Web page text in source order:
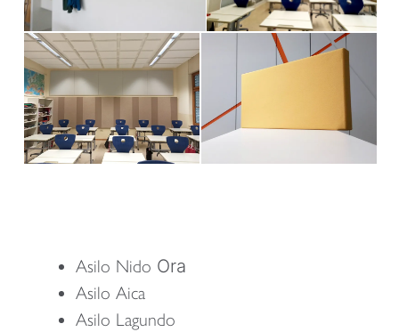
Asilo Nido Ora
Asilo Aica
Asilo Lagundo